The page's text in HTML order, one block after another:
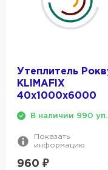
Утеплитель
KLIMAFIX
40х1000х6000
В наличии 990 уп.
Показать
информацию
960 ₽